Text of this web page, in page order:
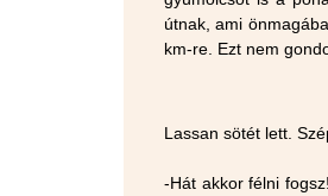
útnak, ami
km-re. Ezt nem
Lassan sötét lett.
-Hát akkor félni